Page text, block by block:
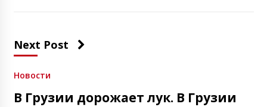
Next Post
Новости
В Грузии дорожает лук. В Грузии